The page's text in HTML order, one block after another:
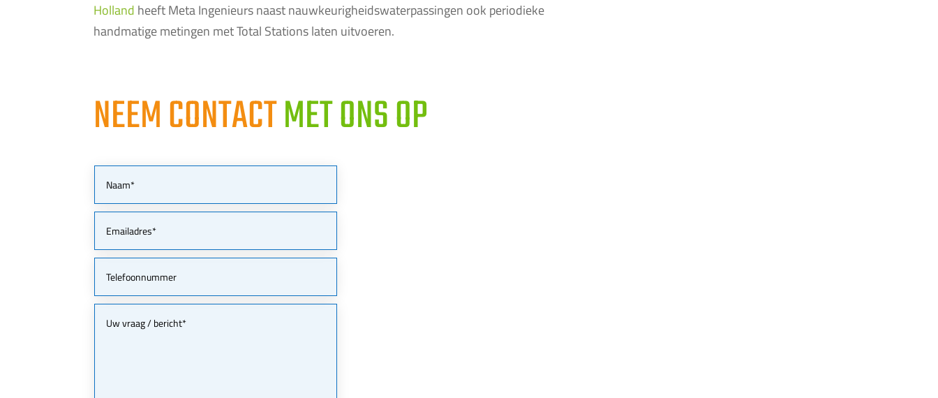
Holland heeft Meta Ingenieurs naast nauwkeurigheidswaterpassingen ook periodieke
handmatige metingen met Total Stations laten uitvoeren.
NEEM CONTACTMET ONS OP